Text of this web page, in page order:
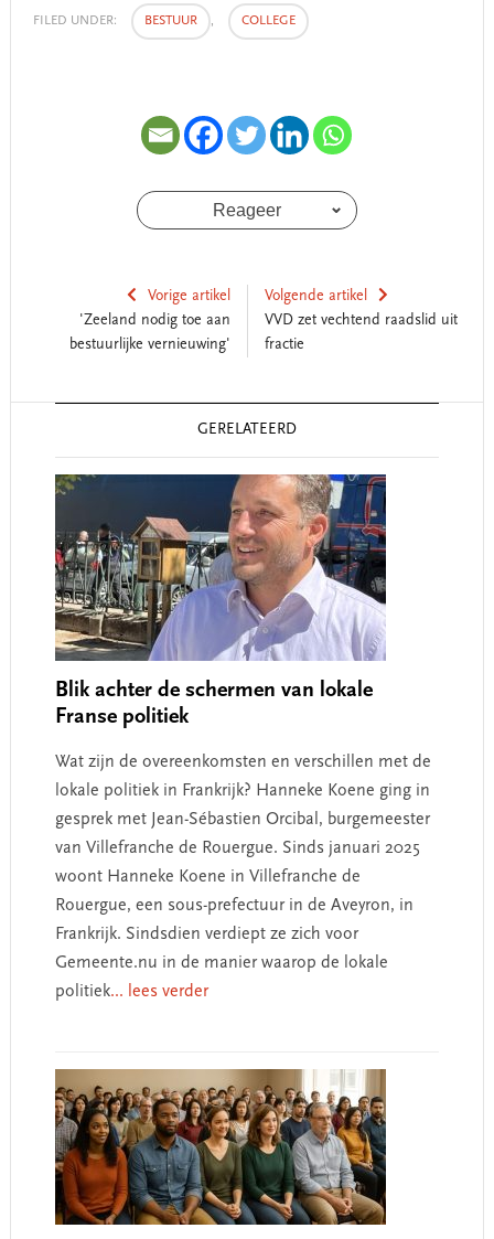
FILED UNDER: BESTUUR , COLLEGE
Reageer
Vorige artikel
'Zeeland nodig toe aan
bestuurlijke vernieuwing'
Volgende artikel
VVD zet vechtend raadslid uit
fractie
GERELATEERD
Blik achter de schermen van lokale
Franse politiek
Wat zijn de overeenkomsten en verschillen met de
lokale politiek in Frankrijk? Hanneke Koene ging in
gesprek met Jean-Sébastien Orcibal, burgemeester
van Villefranche de Rouergue. Sinds januari 2025
woont Hanneke Koene in Villefranche de
Rouergue, een sous-prefectuur in de Aveyron, in
Frankrijk. Sindsdien verdiept ze zich voor
Gemeente.nu in de manier waarop de lokale
politiek... lees verder